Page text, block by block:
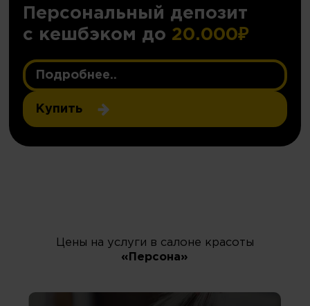
Персональный депозит
с кешбэком до 20.000₽
Подробнее..
Купить
Цены на услуги в салоне красоты
«Персона»